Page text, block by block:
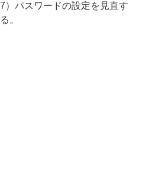
）パスワードの設定を見直す
。